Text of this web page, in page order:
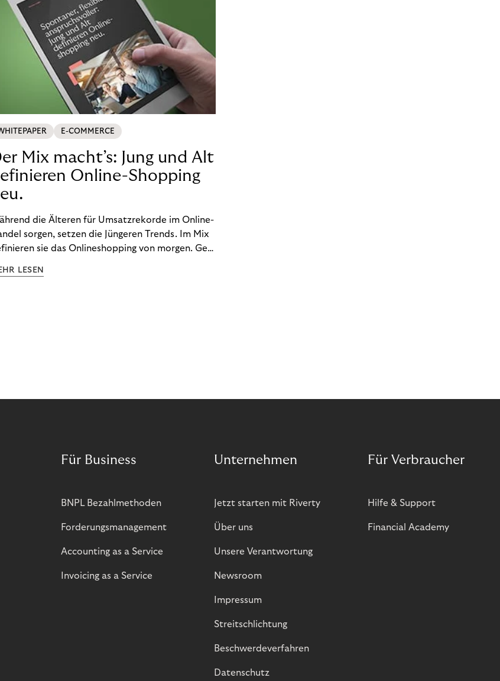
E-COMMERCE
Mix macht’s: Jung und Alt
Online-Shopping
die Älteren für Umsatzrekorde im Online-
sorgen, setzen die Jüngeren Trends. Im Mix
sie das Onlineshopping von morgen. Gen
Leidenschaft - allerdings
LESEN
Für Business
BNPL Bezahlmethoden
Forderungsmanagement
Accounting as a Service
Invoicing as a Service
Unternehmen
Jetzt starten mit Riverty
Über uns
Unsere Verantwortung
Newsroom
Impressum
Streitschlichtung
Beschwerdeverfahren
Datenschutz
Für Verbraucher
Hilfe & Support
Financial Academy